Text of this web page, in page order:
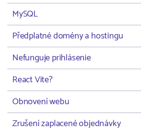
MySQL
Předplatné domény a hostingu
Nefunguje prihlásenie
React Vite?
Obnovení webu
Zrušení zaplacené objednávky